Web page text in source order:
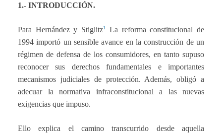
1.- INTRODUCCIÓN.
Para Hernández y Stiglitz1
La reforma constitucional de
1994 importó un sensible avance en la construcción de un
régimen de defensa de los consumidores, en tanto supuso
reconocer sus derechos fundamentales e importantes
mecanismos judiciales de protección. Además, obligó a
adecuar la normativa infraconstitucional a las nuevas
exigencias que impuso.
Ello explica el camino transcurrido desde aquella